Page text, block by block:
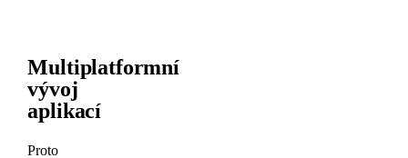
Multiplatformní
vývoj
aplikací
Proto